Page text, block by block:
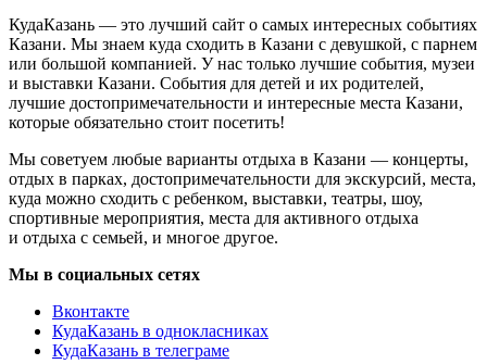
КудаКазань — это лучший сайт о самых интересных событиях
Казани. Мы знаем куда сходить в Казани с девушкой, с парнем
или большой компанией. У нас только лучшие события, музеи
и выставки Казани. События для детей и их родителей,
лучшие достопримечательности и интересные места Казани,
которые обязательно стоит посетить!
Мы советуем любые варианты отдыха в Казани — концерты,
отдых в парках, достопримечательности для экскурсий, места,
куда можно сходить с ребенком, выставки, театры, шоу,
спортивные мероприятия, места для активного отдыха
и отдыха с семьей, и многое другое.
Мы в социальных сетях
Вконтакте
КудаКазань в однокласниках
КудаКазань в телеграме